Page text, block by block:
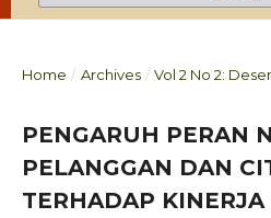
Home / Archives / Vol 2 No 2:
PENGARUH PERAN
PELANGGAN DAN
TERHADAP KINERJA